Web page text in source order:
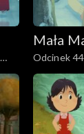
Mała
Odcinek